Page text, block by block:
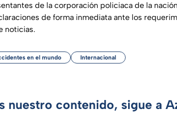
de la corporación policiaca de la
de forma inmediata ante los
noticias.
en el mundo Internacional
nuestro contenido, sigue a